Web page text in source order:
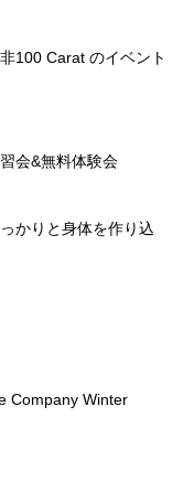
100 Carat のイベント
会&無料体験会
かりと身体を作り込
Company Winter